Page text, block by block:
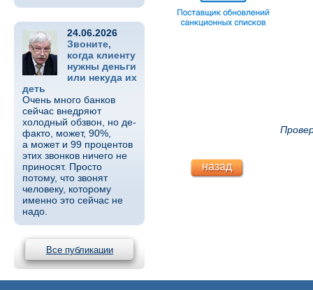
24.06.2026
Звоните,
когда клиенту
нужны деньги
или некуда их
деть
Очень много банков
сейчас внедряют
холодный обзвон, но де-
факто, может, 90%,
а может и 99 процентов
этих звонков ничего не
приносят. Просто
потому, что звонят
человеку, которому
именно это сейчас не
надо.
Все публикации
назад